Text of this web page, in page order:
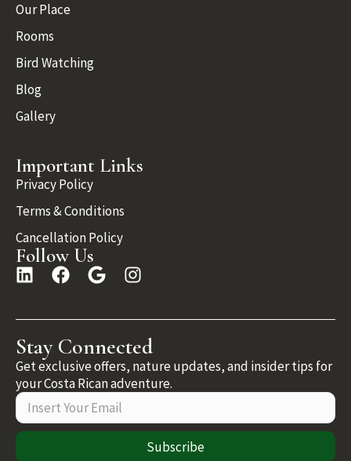
Our Place
Rooms
Bird Watching
Blog
Gallery
Important Links
Privacy Policy
Terms & Conditions
Cancellation Policy
Follow Us
Stay Connected
Get exclusive offers, nature updates, and insider tips for
your Costa Rican adventure.
Subscribe